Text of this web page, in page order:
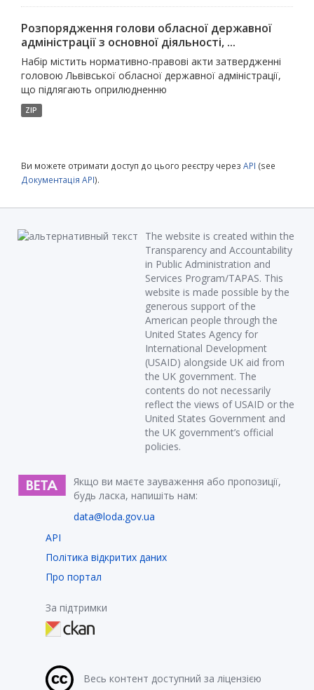
Розпорядження голови обласної державної
адміністрації з основної діяльності, ...
Набір містить нормативно-правові акти затвердженні
головою Львівської обласної державної адміністрації,
що підлягають оприлюдненню
ZIP
Ви можете отримати доступ до цього реєстру через API (see
Документація API).
The website is created within the
Transparency and Accountability
in Public Administration and
Services Program/TAPAS. This
website is made possible by the
generous support of the
American people through the
United States Agency for
International Development
(USAID) alongside UK aid from
the UK government. The
contents do not necessarily
reflect the views of USAID or the
United States Government and
the UK government’s official
policies.
Якщо ви маєте зауваження або пропозиції,
будь ласка, напишіть нам:
data@loda.gov.ua
API
Політика відкритих даних
Про портал
За підтримки
Весь контент доступний за ліцензією